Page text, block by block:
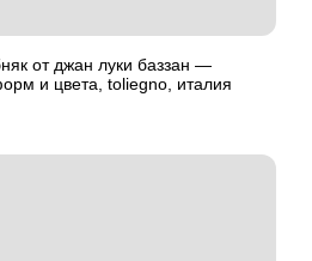
от джан луки баззан —
и цвета, toliegno, италия